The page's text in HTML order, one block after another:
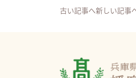
古い記事へ新しい記事